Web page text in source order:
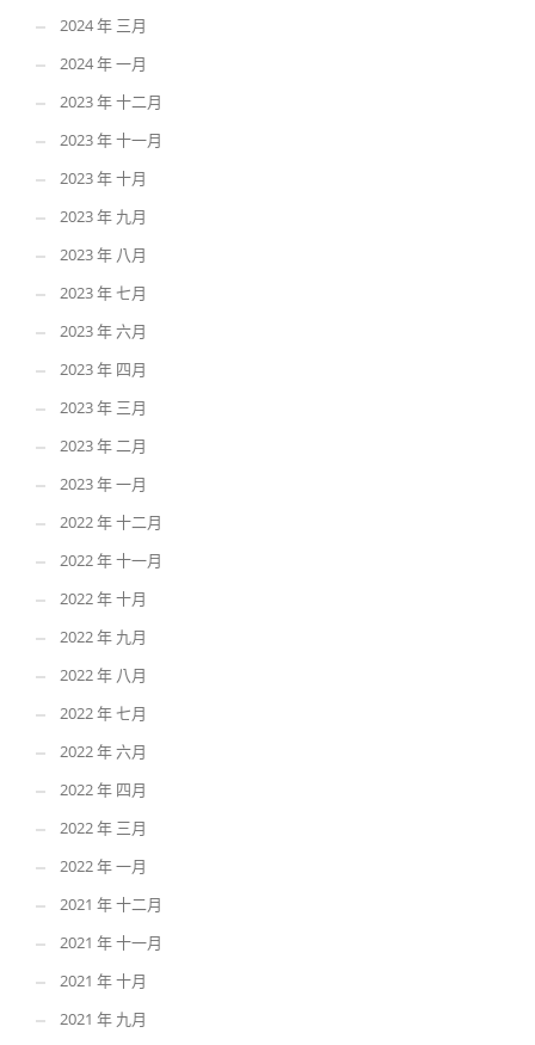
2024 年 三月
2024 年 一月
2023 年 十二月
2023 年 十一月
2023 年 十月
2023 年 九月
2023 年 八月
2023 年 七月
2023 年 六月
2023 年 四月
2023 年 三月
2023 年 二月
2023 年 一月
2022 年 十二月
2022 年 十一月
2022 年 十月
2022 年 九月
2022 年 八月
2022 年 七月
2022 年 六月
2022 年 四月
2022 年 三月
2022 年 一月
2021 年 十二月
2021 年 十一月
2021 年 十月
2021 年 九月